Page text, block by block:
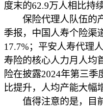
度末的62.9万人相比持
保险代理人队伍的产
季报，中国人寿个险渠
17.7%；平安人寿代理
寿险的核心人力月人均
险在披露2024年第三
比提升，人均产能大幅
值得注意的是，目前